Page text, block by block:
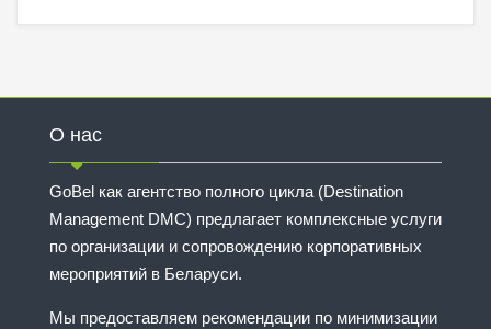
О нас
GoBel как агентство полного цикла (Destination
Management DMC) предлагает комплексные услуги
по организации и сопровождению корпоративных
мероприятий в Беларуси.
Мы предоставляем рекомендации по минимизации